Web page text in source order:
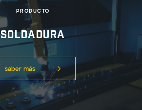
PRODUCTO
Soldadura
saber más